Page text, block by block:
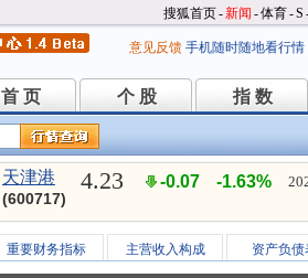
搜狐首页-新闻 -体育-S
意见反馈 手机随时随地看行情
首 页
首 页 个 股
个 股 指 数
指 数
天津港
(600717)
4.23 -0.07 -1.63%
重要财务指标 主营收入构成 资产负债